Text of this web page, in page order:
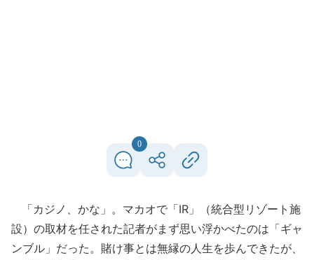
0
「カジノ、かな」。マカオで「IR」（統合型リゾート施
設）の取材を任された記者がまず思い浮かべたのは「ギャ
ンブル」だった。賭け事とは無縁の人生を歩んできたが、